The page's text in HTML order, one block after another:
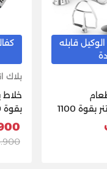
قابله
مولينكس بيك بارتنر بقوة 1100
بلاك
خلاط
B5